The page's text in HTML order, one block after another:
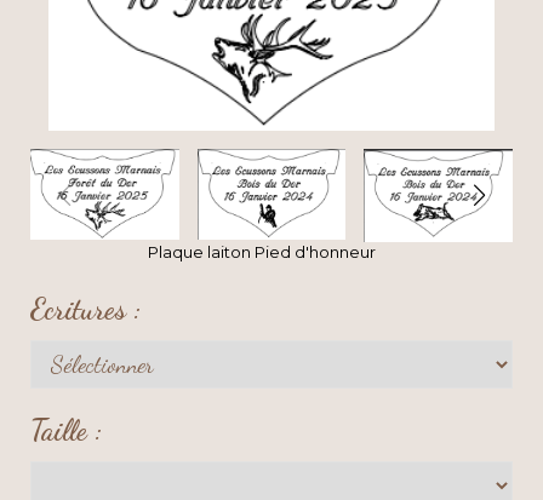
Plaque laiton Pied d'honneur
Ecritures :
Taille :